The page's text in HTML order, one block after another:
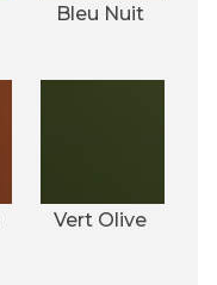
Bleu Nuit
Vert Olive